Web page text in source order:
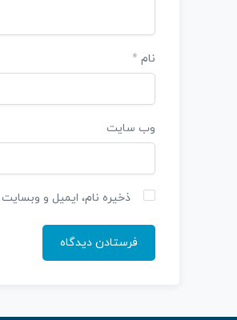
نام *
وب‌ سایت
ذخیره نام، ایمیل و